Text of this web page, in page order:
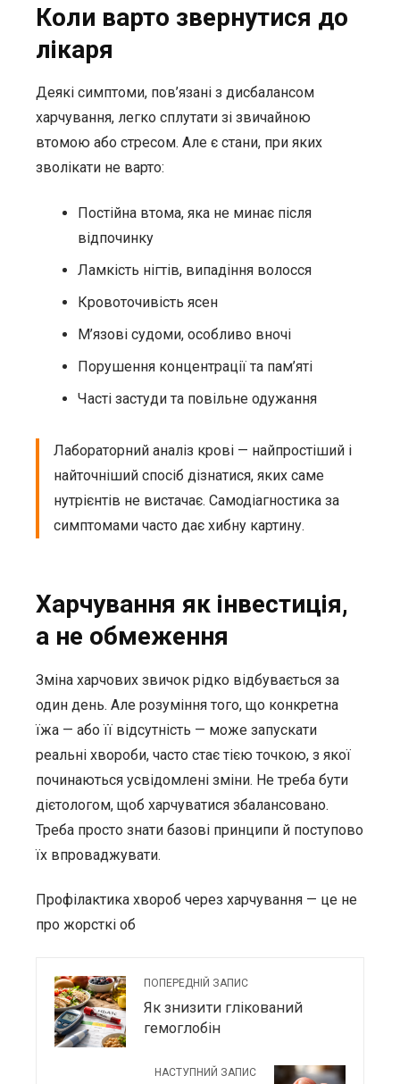
Коли варто звернутися до
лікаря
Деякі симптоми, пов’язані з дисбалансом
харчування, легко сплутати зі звичайною
втомою або стресом. Але є стани, при яких
зволікати не варто:
Постійна втома, яка не минає після
відпочинку
Ламкість нігтів, випадіння волосся
Кровоточивість ясен
М’язові судоми, особливо вночі
Порушення концентрації та пам’яті
Часті застуди та повільне одужання
Лабораторний аналіз крові — найпростіший і
найточніший спосіб дізнатися, яких саме
нутрієнтів не вистачає. Самодіагностика за
симптомами часто дає хибну картину.
Харчування як інвестиція,
а не обмеження
Зміна харчових звичок рідко відбувається за
один день. Але розуміння того, що конкретна
їжа — або її відсутність — може запускати
реальні хвороби, часто стає тією точкою, з якої
починаються усвідомлені зміни. Не треба бути
дієтологом, щоб харчуватися збалансовано.
Треба просто знати базові принципи й поступово
їх впроваджувати.
Профілактика хвороб через харчування — це не
про жорсткі об
ПОПЕРЕДНІЙ ЗАПИС
Як знизити глікований
гемоглобін
НАСТУПНИЙ ЗАПИС